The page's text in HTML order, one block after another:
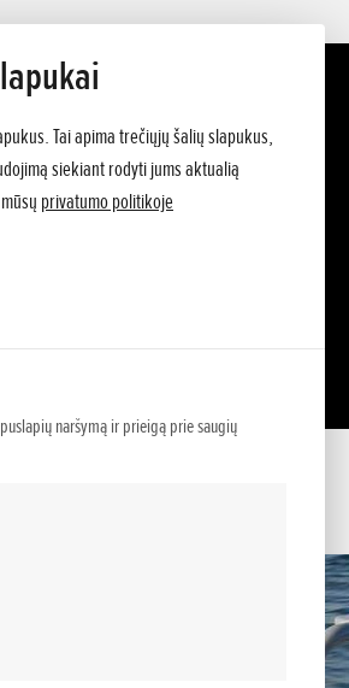
Tai apima trečiųjų šalių slapukus,
siekiant rodyti jums aktualią
privatumo politikoje
naršymą ir prieigą prie saugių